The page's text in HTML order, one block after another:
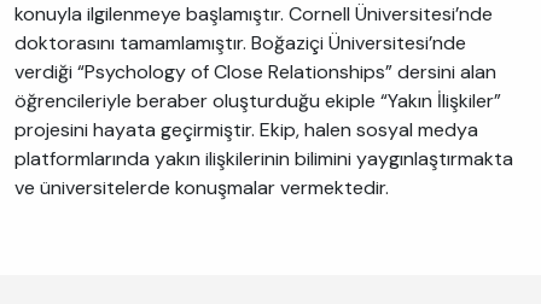
konuyla ilgilenmeye başlamıştır. Cornell Üniversitesi’nde
doktorasını tamamlamıştır. Boğaziçi Üniversitesi’nde
verdiği “Psychology of Close Relationships” dersini alan
öğrencileriyle beraber oluşturduğu ekiple “Yakın İlişkiler”
projesini hayata geçirmiştir. Ekip, halen sosyal medya
platformlarında yakın ilişkilerinin bilimini yaygınlaştırmakta
ve üniversitelerde konuşmalar vermektedir.